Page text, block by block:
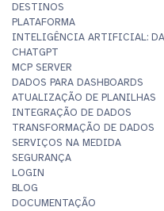
DESTINOS
PLATAFORMA
INTELIGÊNCIA ARTIFICIAL:
CHATGPT
MCP SERVER
DADOS PARA DASHBOARDS
ATUALIZAÇÃO DE PLANILHAS
INTEGRAÇÃO DE DADOS
TRANSFORMAÇÃO DE DADOS
SERVIÇOS NA MEDIDA
SEGURANÇA
LOGIN
BLOG
DOCUMENTAÇÃO